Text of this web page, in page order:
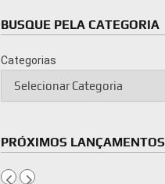
BUSQUE PELA CATEGORIA
Categorias
PRÓXIMOS LANÇAMENTOS